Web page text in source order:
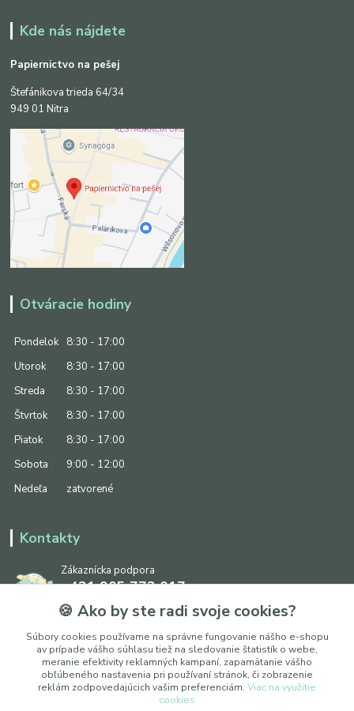
Kde nás nájdete
Papiernictvo na pešej
Štefánikova trieda 64/34
949 01 Nitra
Otváracie hodiny
Pondelok
8:30 - 17:00
Utorok
8:30 - 17:00
Streda
8:30 - 17:00
Štvrtok
8:30 - 17:00
Piatok
8:30 - 17:00
Sobota
9:00 - 12:00
Nedeľa
zatvorené
Kontakty
Zákaznícka podpora
+421 905 773 017
(Po-Pia, 8:30 - 17:00, So: 9:00 - 12:00)
info@ipapier.sk
🍪 Ako by ste radi svoje cookies?
Súbory cookies používame na správne fungovanie nášho e-shopu
av prípade vášho súhlasu tiež na sledovanie štatistík o webe,
meranie efektivity reklamných kampaní, zapamätanie vášho
obľúbeného nastavenia pri používaní stránok, či zobrazenie
reklám zodpovedajúcich vašim preferenciám. Viac na využitie
cookies